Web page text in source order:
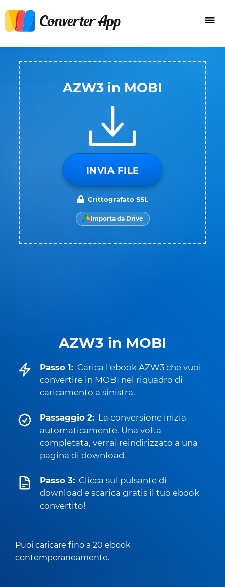
AZW3 in MOBI
Passo 1: Carica l'ebook AZW3 che vuoi
convertire in MOBI nel riquadro di
caricamento a sinistra.
Passaggio 2: La conversione inizia
automaticamente. Una volta
completata, verrai reindirizzato a una
pagina di download.
Passo 3: Clicca sul pulsante di
download e scarica gratis il tuo ebook
convertito!
Puoi caricare fino a 20 ebook
contemporaneamente.
AZW3 in MOBI
INVIA FILE
Crittografato SSL
Importa da Drive